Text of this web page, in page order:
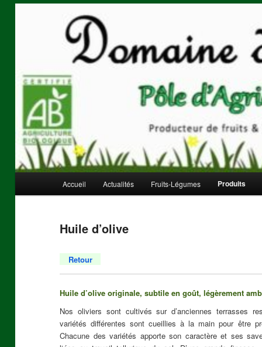
Domaine de Mauvejeane
Accueil Actualités Fruits-Légumes Produits
Huile d’olive
Retour
Huile d’olive originale, subtile en goût, légèrement
Nos oliviers sont cultivés sur d’anciennes terrasses
variétés différentes sont cueillies à la main pour être
Chacune des variétés apporte son caractère et ses